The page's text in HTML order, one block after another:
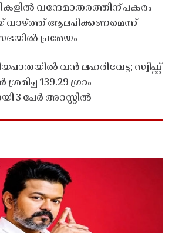
വന്ദേമാതരത്തിന് പകരം
വാഴ്ത്ത് ആലപിക്കണമെന്ന്
പ്രമേയം
വൻ ലഹരിവേട്ട; സ്വിഫ്റ്റ്
139.29 ഗ്രാം
3 പേർ അറസ്റ്റിൽ